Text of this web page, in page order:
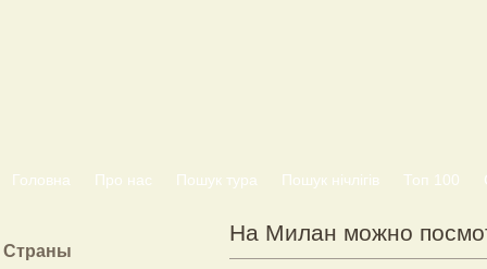
Головна Про нас Пошук тура Пошук нічлігів Топ 100
На Милан можно
Страны